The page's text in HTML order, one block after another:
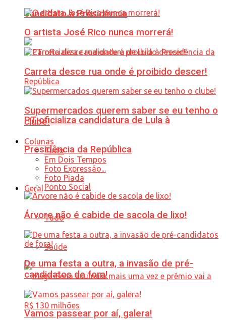
candidato à Presidência
PT oficializa candidatura de Lula à
Presidência da República
Geral
Tudo
Saúde
O artista José Rico nunca morrerá!
Carreta desce rua onde é proibido descer!
Supermercados querem saber se eu tenho o
clube!
Colunas
Tudo
Em Dois Tempos
Foto Expressão...
Foto Piada
Ponto Social
Árvore não é cabide de sacola de lixo!
De uma festa a outra, a invasão de pré-
candidatos de fora!
Vamos passear por aí, galera!